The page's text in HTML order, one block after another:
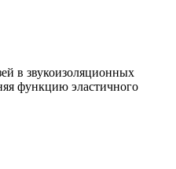
в звукоизоляционных
функцию эластичного